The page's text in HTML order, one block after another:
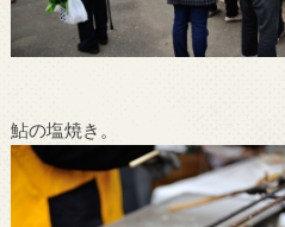
鮎の塩焼き。